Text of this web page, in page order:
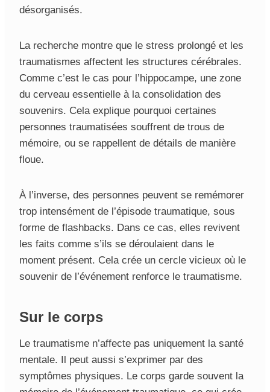
désorganisés.
La recherche montre que le stress prolongé et les
traumatismes affectent les structures cérébrales.
Comme c’est le cas pour l’hippocampe, une zone
du cerveau essentielle à la consolidation des
souvenirs. Cela explique pourquoi certaines
personnes traumatisées souffrent de trous de
mémoire, ou se rappellent de détails de manière
floue.
À l’inverse, des personnes peuvent se remémorer
trop intensément de l’épisode traumatique, sous
forme de flashbacks. Dans ce cas, elles revivent
les faits comme s’ils se déroulaient dans le
moment présent. Cela crée un cercle vicieux où le
souvenir de l’événement renforce le traumatisme.
Sur le corps
Le traumatisme n’affecte pas uniquement la santé
mentale. Il peut aussi s’exprimer par des
symptômes physiques. Le corps garde souvent la